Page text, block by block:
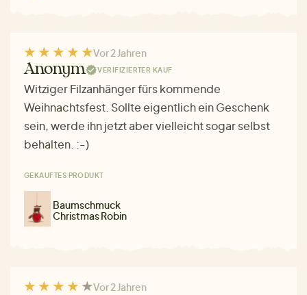
Vor 2 Jahren
Anonym VERIFIZIERTER KAUF
Witziger Filzanhänger fürs kommende
Weihnachtsfest. Sollte eigentlich ein Geschenk
sein, werde ihn jetzt aber vielleicht sogar selbst
behalten. :-)
GEKAUFTES PRODUKT
Baumschmuck
Christmas Robin
Vor 2 Jahren